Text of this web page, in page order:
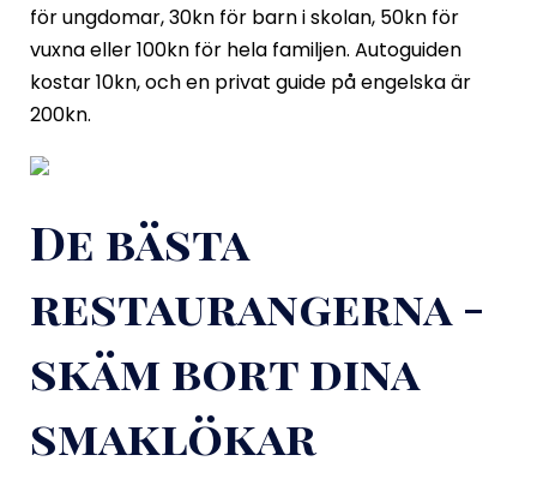
för ungdomar, 30kn för barn i skolan, 50kn för
vuxna eller 100kn för hela familjen. Autoguiden
kostar 10kn, och en privat guide på engelska är
200kn.
De bästa
restaurangerna -
skäm bort dina
smaklökar